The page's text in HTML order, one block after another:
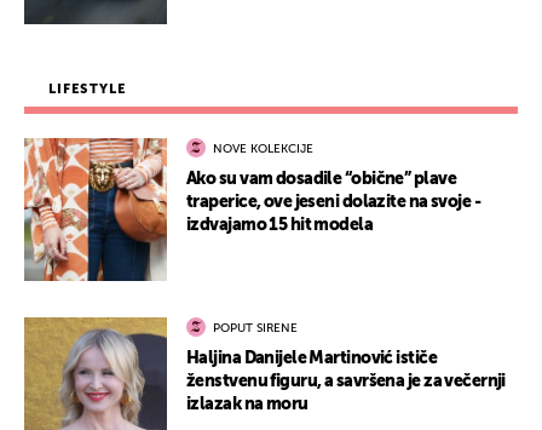
LIFESTYLE
NOVE KOLEKCIJE
Ako su vam dosadile “obične” plave
traperice, ove jeseni dolazite na svoje -
izdvajamo 15 hit modela
POPUT SIRENE
Haljina Danijele Martinović ističe
ženstvenu figuru, a savršena je za večernji
izlazak na moru